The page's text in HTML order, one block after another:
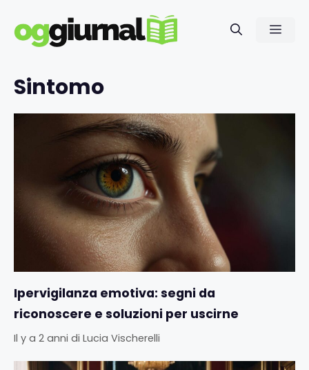
contenuto
Sintomo
Ipervigilanza emotiva: segni da
riconoscere e soluzioni per uscirne
Il y a 2 anni di Lucia Vischerelli